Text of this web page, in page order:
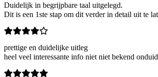
Duidelijk in begrijpbare taal uitgelegd.
Dit is een 1ste stap om dit verder in detail uit te
prettige en duidelijke uitleg
heel veel interessante info niet niet bekend